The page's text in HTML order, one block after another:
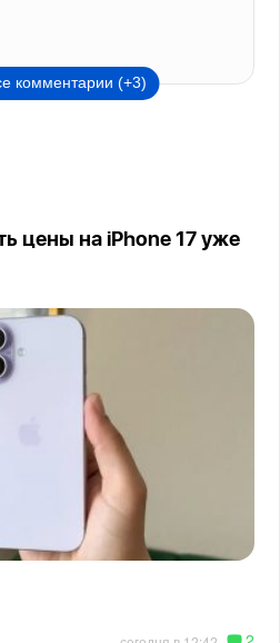
комментарии (+3)
цены на iPhone 17 уже